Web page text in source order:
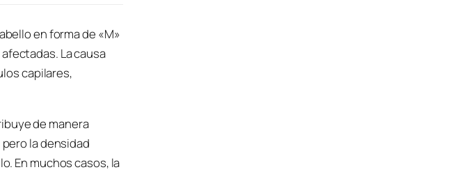
en forma de «M»
La causa
capilares,
de manera
la densidad
En muchos casos, la